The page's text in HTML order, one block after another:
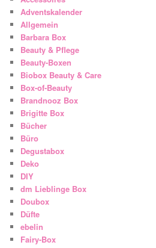
Adventskalender
Allgemein
Barbara Box
Beauty & Pflege
Beauty-Boxen
Biobox Beauty & Care
Box-of-Beauty
Brandnooz Box
Brigitte Box
Bücher
Büro
Degustabox
Deko
DIY
dm Lieblinge Box
Doubox
Düfte
ebelin
Fairy-Box